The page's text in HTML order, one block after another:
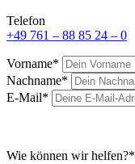
Telefon
+49 761 – 88 85 24 – 0
Vorname*
Nachname*
E-Mail*
Wie können wir helfen?*